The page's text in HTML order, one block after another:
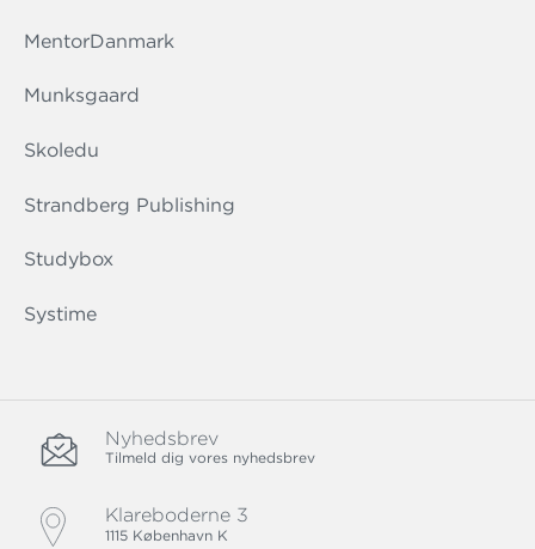
MentorDanmark
Munksgaard
Skoledu
Strandberg Publishing
Studybox
Systime
Nyhedsbrev
Tilmeld dig vores nyhedsbrev
Klareboderne 3
1115 København K